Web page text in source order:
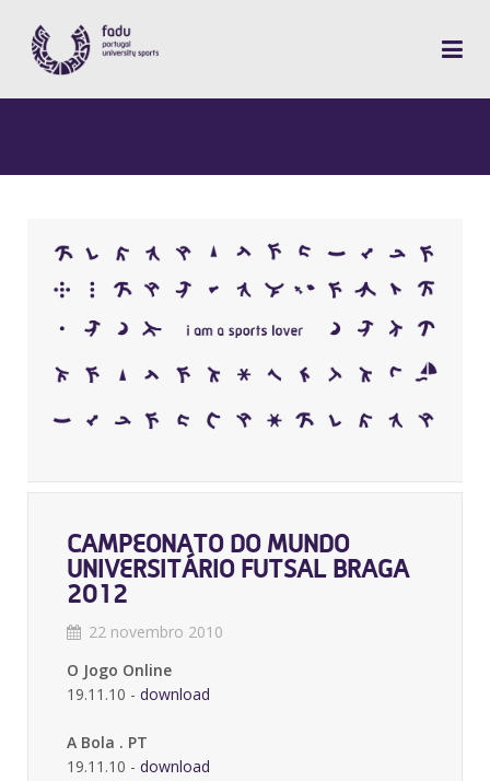
CAMPEONATO DO MUNDO
UNIVERSITÁRIO FUTSAL BRAGA
2012
22 novembro 2010
O Jogo Online
19.11.10 - download
A Bola . PT
19.11.10 - download